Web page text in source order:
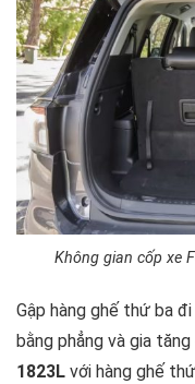
Không gian cốp xe
Gập hàng ghế thứ ba
bằng phẳng và gia
1823L với hàng ghế